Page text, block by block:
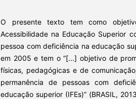
O presente texto tem como
Acessibilidade na Educação Superior
pessoa com deficiência na educação
em 2005 e tem o “[...] objetivo de
físicas, pedagógicas e de
permanência de pessoas com
educação superior (IFEs)” (BRASIL,